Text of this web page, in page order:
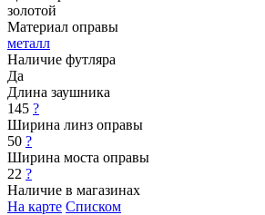
золотой
Материал оправы
металл
Наличие футляра
Да
Длина заушника
145 ?
Ширина линз оправы
50 ?
Ширина моста оправы
22 ?
Наличие в магазинах
На карте Списком